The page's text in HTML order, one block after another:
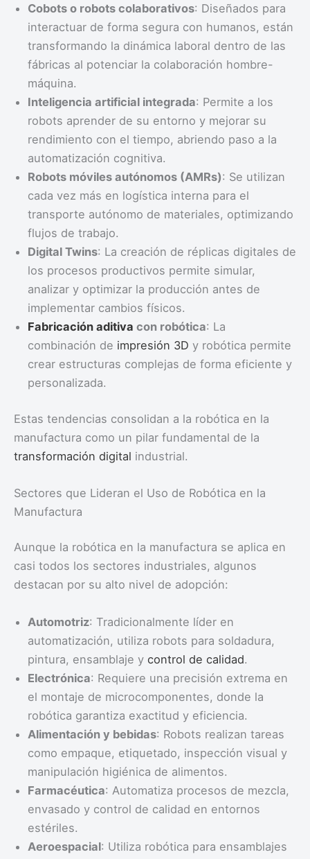
Cobots o robots colaborativos: Diseñados para
interactuar de forma segura con humanos, están
transformando la dinámica laboral dentro de las
fábricas al potenciar la colaboración hombre-
máquina.
Inteligencia artificial integrada: Permite a los
robots aprender de su entorno y mejorar su
rendimiento con el tiempo, abriendo paso a la
automatización cognitiva.
Robots móviles autónomos (AMRs): Se utilizan
cada vez más en logística interna para el
transporte autónomo de materiales, optimizando
flujos de trabajo.
Digital Twins: La creación de réplicas digitales de
los procesos productivos permite simular,
analizar y optimizar la producción antes de
implementar cambios físicos.
Fabricación aditiva con robótica: La
combinación de impresión 3D y robótica permite
crear estructuras complejas de forma eficiente y
personalizada.
Estas tendencias consolidan a la robótica en la
manufactura como un pilar fundamental de la
transformación digital industrial.
Sectores que Lideran el Uso de Robótica en la
Manufactura
Aunque la robótica en la manufactura se aplica en
casi todos los sectores industriales, algunos
destacan por su alto nivel de adopción:
Automotriz: Tradicionalmente líder en
automatización, utiliza robots para soldadura,
pintura, ensamblaje y control de calidad.
Electrónica: Requiere una precisión extrema en
el montaje de microcomponentes, donde la
robótica garantiza exactitud y eficiencia.
Alimentación y bebidas: Robots realizan tareas
como empaque, etiquetado, inspección visual y
manipulación higiénica de alimentos.
Farmacéutica: Automatiza procesos de mezcla,
envasado y control de calidad en entornos
estériles.
Aeroespacial: Utiliza robótica para ensamblajes